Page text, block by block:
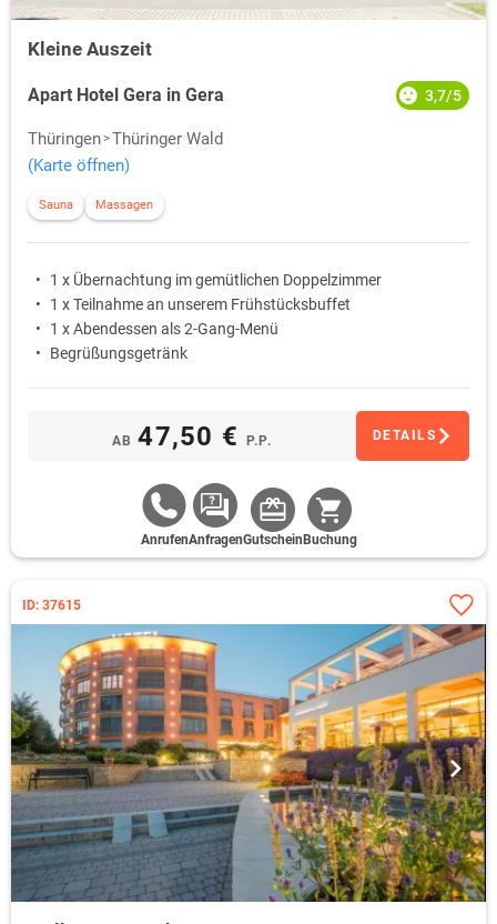
Kleine Auszeit
Apart Hotel Gera in Gera 3,7/5
Thüringen Thüringer Wald
(Karte öffnen)
Sauna Massagen
1 x Übernachtung im gemütlichen Doppelzimmer
1 x Teilnahme an unserem Frühstücksbuffet
1 x Abendessen als 2-Gang-Menü
Begrüßungsgetränk
AB 47,50 € P.P. DETAILS
AnrufenAnfragenGutschein Buchung
ID: 37615